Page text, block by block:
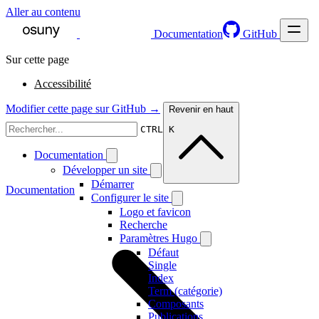
Aller au contenu
Documentation
GitHub
CTRL K
Documentation
Développer un site
Démarrer
Configurer le site
Logo et favicon
Recherche
Paramètres Hugo
Défaut
Single
Index
Term (catégorie)
Composants
Publications
Sur cette page
Accessibilité
Modifier cette page sur GitHub → Revenir en haut
Documentation